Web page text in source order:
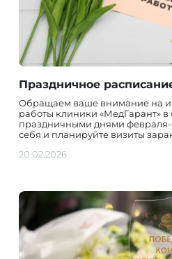
Праздничное
Обращаем ваше внимание на
работы клиники «МедГарант»
праздничными днями февраля-
себя и планируйте визиты
20.02.2026